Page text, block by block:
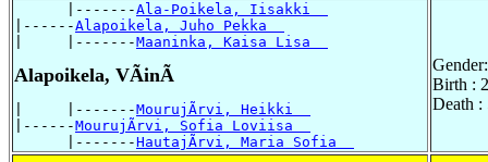
      |-------
Ala-Poikela, Iisakki
|------Alapoikela, Juho Pekka
|     |-------Maaninka, Kaisa Lisa
Alapoikela, VÃinÃ
|     |-------MourujÃrvi, Heikki
|------MourujÃrvi, Sofia Loviisa
      |-------
HautajÃrvi, Maria Sofia
Birth :
Death